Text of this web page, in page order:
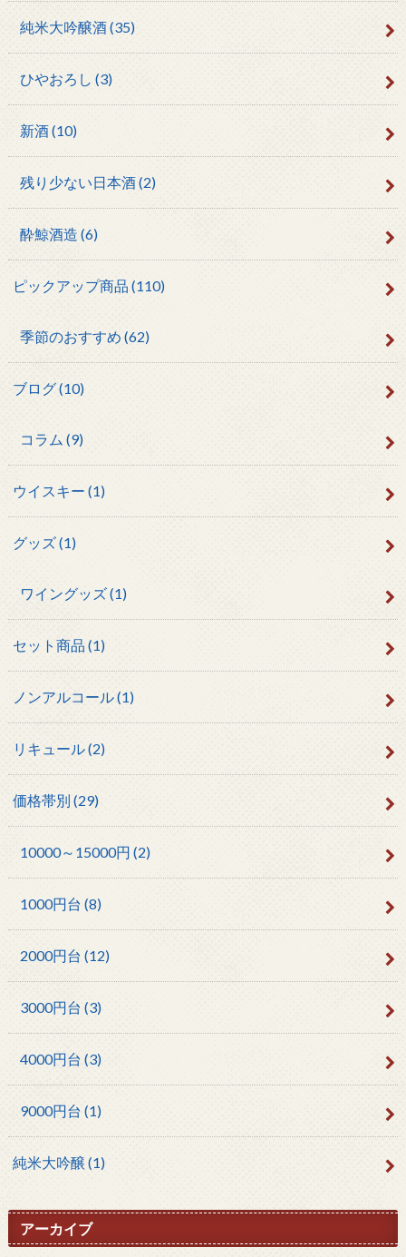
純米大吟醸酒(35)
ひやおろし (3)
新酒(10)
残り少ない日本酒(2)
酔鯨酒造 (6)
ピックアップ商品 (110)
季節のおすすめ (62)
ブログ(10)
コラム (9)
ウイスキー (1)
グッズ(1)
ワイングッズ(1)
セット商品 (1)
ノンアルコール(1)
リキュール(2)
価格帯別 (29)
10000～15000円 (2)
1000円台 (8)
2000円台 (12)
3000円台 (3)
4000円台 (3)
9000円台 (1)
純米大吟醸 (1)
アーカイブ